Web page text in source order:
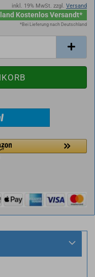
inkl. 19% MwSt. zzgl. Versand
Kostenlos Versandt*
*Bei Lieferung nach Deutschland